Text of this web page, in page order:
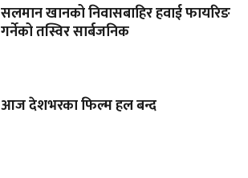
सलमान खानको निवासबाहिर हवाई फायरिङ
गर्नेको तस्विर सार्बजनिक
आज देशभरका फिल्म हल बन्द